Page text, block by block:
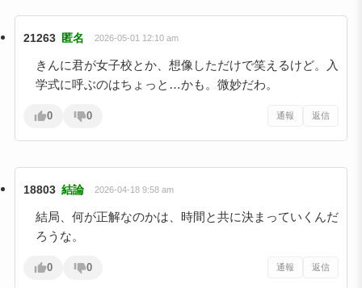
21263 匿名 2026-05-01 12:10 am
きんに君が女子校とか、想像しただけで笑えるけど。入
学式に呼ぶのはちょっと…かも。微妙だわ。
0 0 通報 返信
18803 結論 2026-04-18 9:58 am
結局、何が正解なのかは、時間と共に決まっていくんだ
ろうな。
0 0 通報 返信